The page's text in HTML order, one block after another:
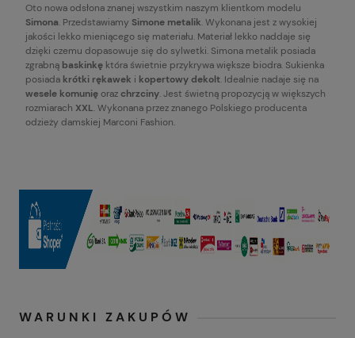
Oto nowa odsłona znanej wszystkim naszym klientkom modelu
Simona. Przedstawiamy Simone metalik. Wykonana jest z wysokiej
jakości lekko mieniącego się materiału. Materiał lekko naddaje się
dzięki czemu dopasowuje się do sylwetki. Simona metalik posiada
zgrabną baskinkę która świetnie przykrywa większe biodra. Sukienka
posiada krótki rękawek i kopertowy dekolt. Idealnie nadaje się na
wesele komunięorazchrzciny. Jest świetną propozycją w większych
rozmiarach XXL. Wykonana przez znanego Polskiego producenta
odzieży damskiej Marconi Fashion.
WARUNKI ZAKUPÓW